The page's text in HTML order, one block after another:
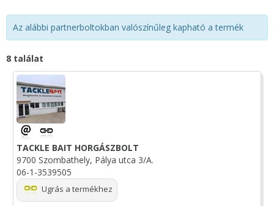
Az alábbi partnerboltokban valószínűleg kapható a termék
8 találat
TACKLE BAIT HORGÁSZBOLT
9700 Szombathely, Pálya utca 3/A.
06-1-3539505
Ugrás a termékhez